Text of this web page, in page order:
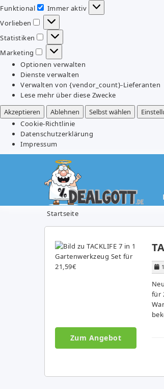
Funktional
Funktional
Immer aktiv
Vorlieben
Vorlieben
Statistiken
Statistiken
Marketing
Marketing
Optionen verwalten
Dienste verwalten
Verwalten von {vendor_count}-Lieferanten
Lese mehr über diese Zwecke
Akzeptieren
Ablehnen Selbst wählen
Cookie-Richtlinie
Datenschutzerklärung
Impressum
Startseite
für
Zum Angebot